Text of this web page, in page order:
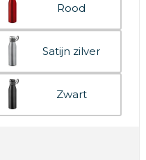
Rood
Satijn zilver
Zwart